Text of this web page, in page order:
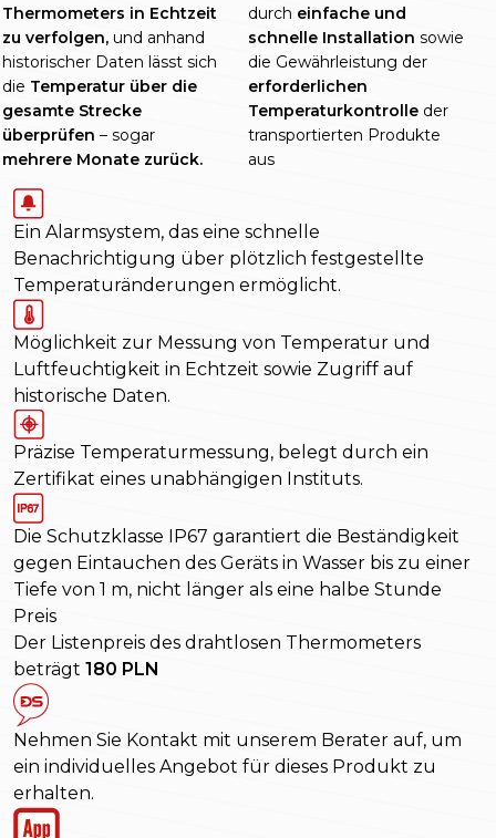
Thermometers in Echtzeit
zu verfolgen, und anhand
historischer Daten lässt sich
die Temperatur über die
gesamte Strecke
überprüfen – sogar
mehrere Monate zurück.
durch einfache und
schnelle Installation sowie
die Gewährleistung der
erforderlichen
Temperaturkontrolle der
transportierten Produkte
aus
Ein Alarmsystem, das eine schnelle
Benachrichtigung über plötzlich festgestellte
Temperaturänderungen ermöglicht.
Möglichkeit zur Messung von Temperatur und
Luftfeuchtigkeit in Echtzeit sowie Zugriff auf
historische Daten.
Präzise Temperaturmessung, belegt durch ein
Zertifikat eines unabhängigen Instituts.
Die Schutzklasse IP67 garantiert die Beständigkeit
gegen Eintauchen des Geräts in Wasser bis zu einer
Tiefe von 1 m, nicht länger als eine halbe Stunde
Preis
Der Listenpreis des drahtlosen Thermometers
beträgt 180 PLN
Nehmen Sie Kontakt mit unserem Berater auf, um
ein individuelles Angebot für dieses Produkt zu
erhalten.